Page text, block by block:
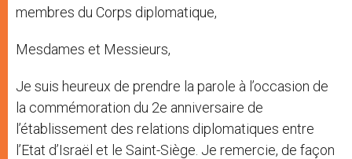
membres du Corps diplomatique,
Mesdames et Messieurs,
Je suis heureux de prendre la parole à l’occasion de
la commémoration du 2e anniversaire de
l’établissement des relations diplomatiques entre
l’Etat d’Israël et le Saint-Siège. Je remercie, de façon